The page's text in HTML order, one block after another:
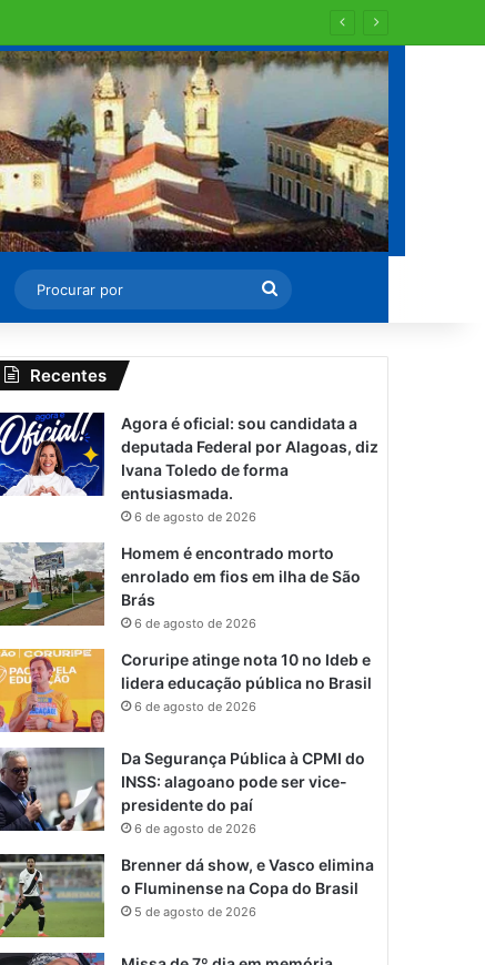
Procurar
por
Recentes
Agora é oficial: sou candidata a
deputada Federal por Alagoas, diz
Ivana Toledo de forma
entusiasmada.
6 de agosto de 2026
Homem é encontrado morto
enrolado em fios em ilha de São
Brás
6 de agosto de 2026
Coruripe atinge nota 10 no Ideb e
lidera educação pública no Brasil
6 de agosto de 2026
Da Segurança Pública à CPMI do
INSS: alagoano pode ser vice-
presidente do paí
6 de agosto de 2026
Brenner dá show, e Vasco elimina
o Fluminense na Copa do Brasil
5 de agosto de 2026